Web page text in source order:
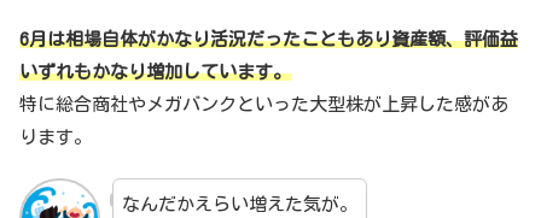
6月は相場自体がかなり活況だったこともあり資産額、評価益
いずれもかなり増加しています。
特に総合商社やメガバンクといった大型株が上昇した感があ
ります。
なんだかえらい増えた気が。